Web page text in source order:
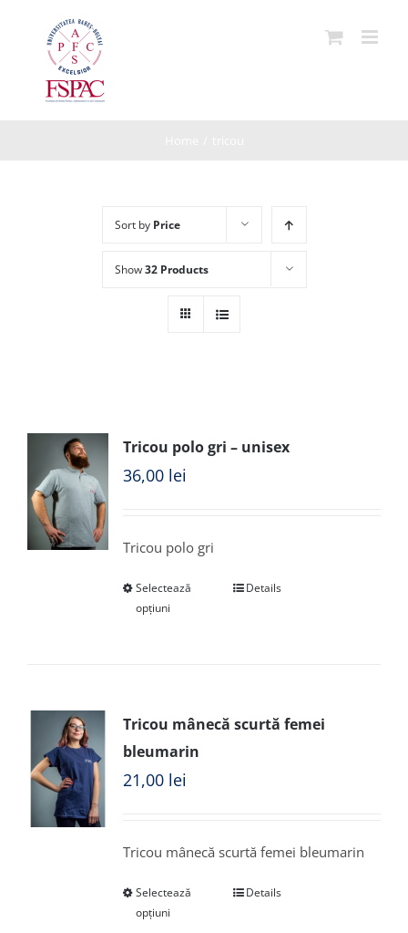
Sort by Price
Show32 Products
Tricou polo gri – unisex
36,00 lei
Tricou polo gri
Selectează
opțiuni
Details
Tricou mânecă scurtă femei
bleumarin
21,00 lei
Tricou mânecă scurtă femei bleumarin
Selectează
opțiuni
Details